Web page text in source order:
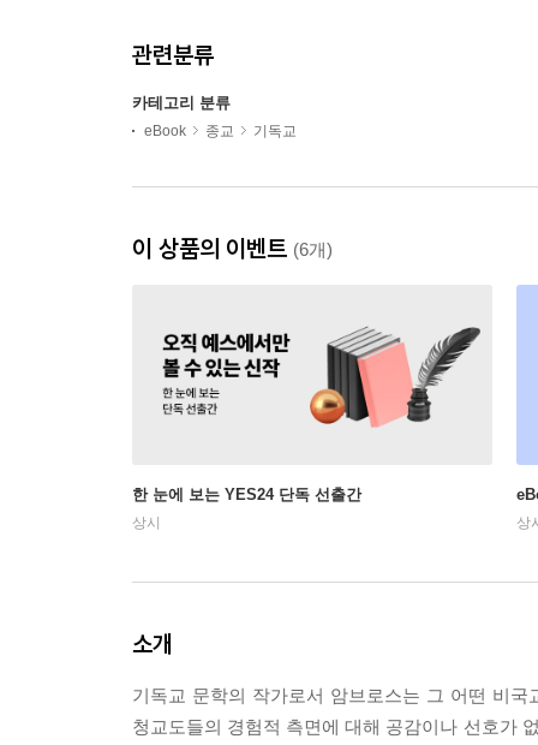
관련분류
카테고리 분류
eBook 종교 기독교
이 상품의 이벤트 (6개)
한 눈에 보는 YES24 단독 선출간
상시 상
소개
기독교 문학의 작가로서 암브로스는 그 어떤 비
청교도들의 경험적 측면에 대해 공감이나 선호가